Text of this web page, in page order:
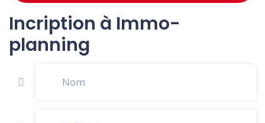
Incription à Immo-
planning